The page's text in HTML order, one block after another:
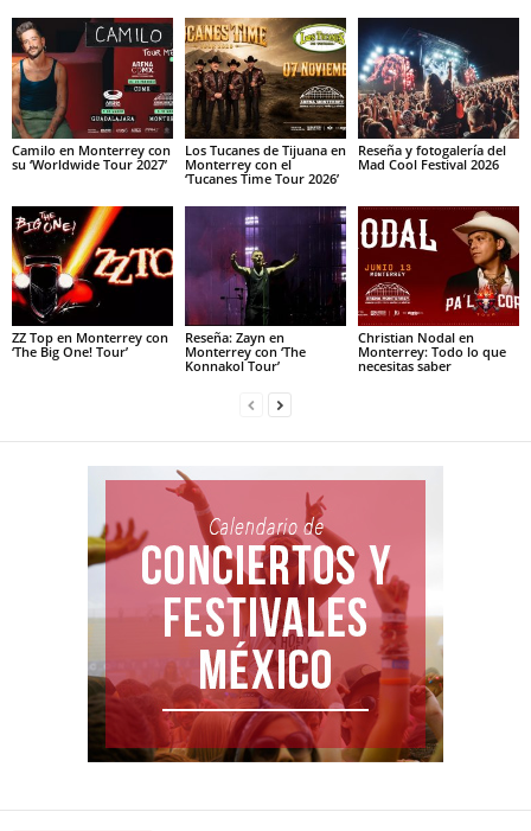
Camilo en Monterrey con
su ‘Worldwide Tour 2027’
Los Tucanes de Tijuana en
Monterrey con el
‘Tucanes Time Tour 2026’
Reseña y fotogalería del
Mad Cool Festival 2026
ZZ Top en Monterrey con
‘The Big One! Tour’
Reseña: Zayn en
Monterrey con ‘The
Konnakol Tour’
Christian Nodal en
Monterrey: Todo lo que
necesitas saber